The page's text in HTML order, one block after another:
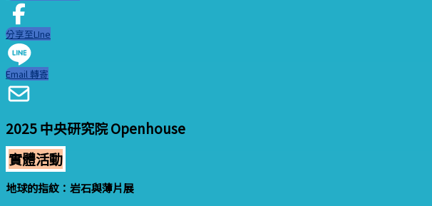
分享至LIne
Email 轉寄
2025 中央研究院 Openhouse
實體活動
地球的指紋：岩石與薄片展